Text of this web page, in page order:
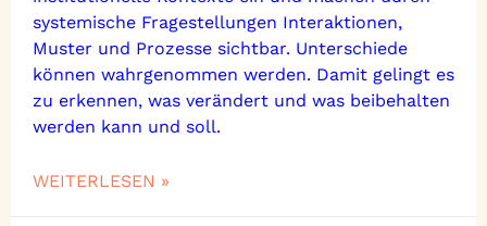
systemische Fragestellungen Interaktionen,
Muster und Prozesse sichtbar. Unterschiede
können wahrgenommen werden. Damit gelingt es
zu erkennen, was verändert und was beibehalten
werden kann und soll.
WEITERLESEN »